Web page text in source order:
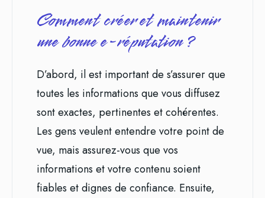
Comment créer et maintenir
une bonne e-réputation ?
D’abord, il est important de s’assurer que
toutes les informations que vous diffusez
sont exactes, pertinentes et cohérentes.
Les gens veulent entendre votre point de
vue, mais assurez-vous que vos
informations et votre contenu soient
fiables et dignes de confiance. Ensuite,